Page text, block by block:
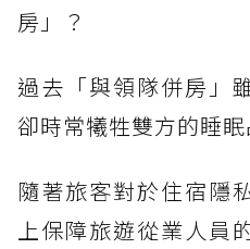
房」？
過去「與領隊併房」
卻時常犧牲雙方的睡眠
隨著旅客對於住宿隱
上保障旅遊從業人員